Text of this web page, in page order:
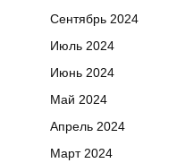
Сентябрь 2024
Июль 2024
Июнь 2024
Май 2024
Апрель 2024
Март 2024